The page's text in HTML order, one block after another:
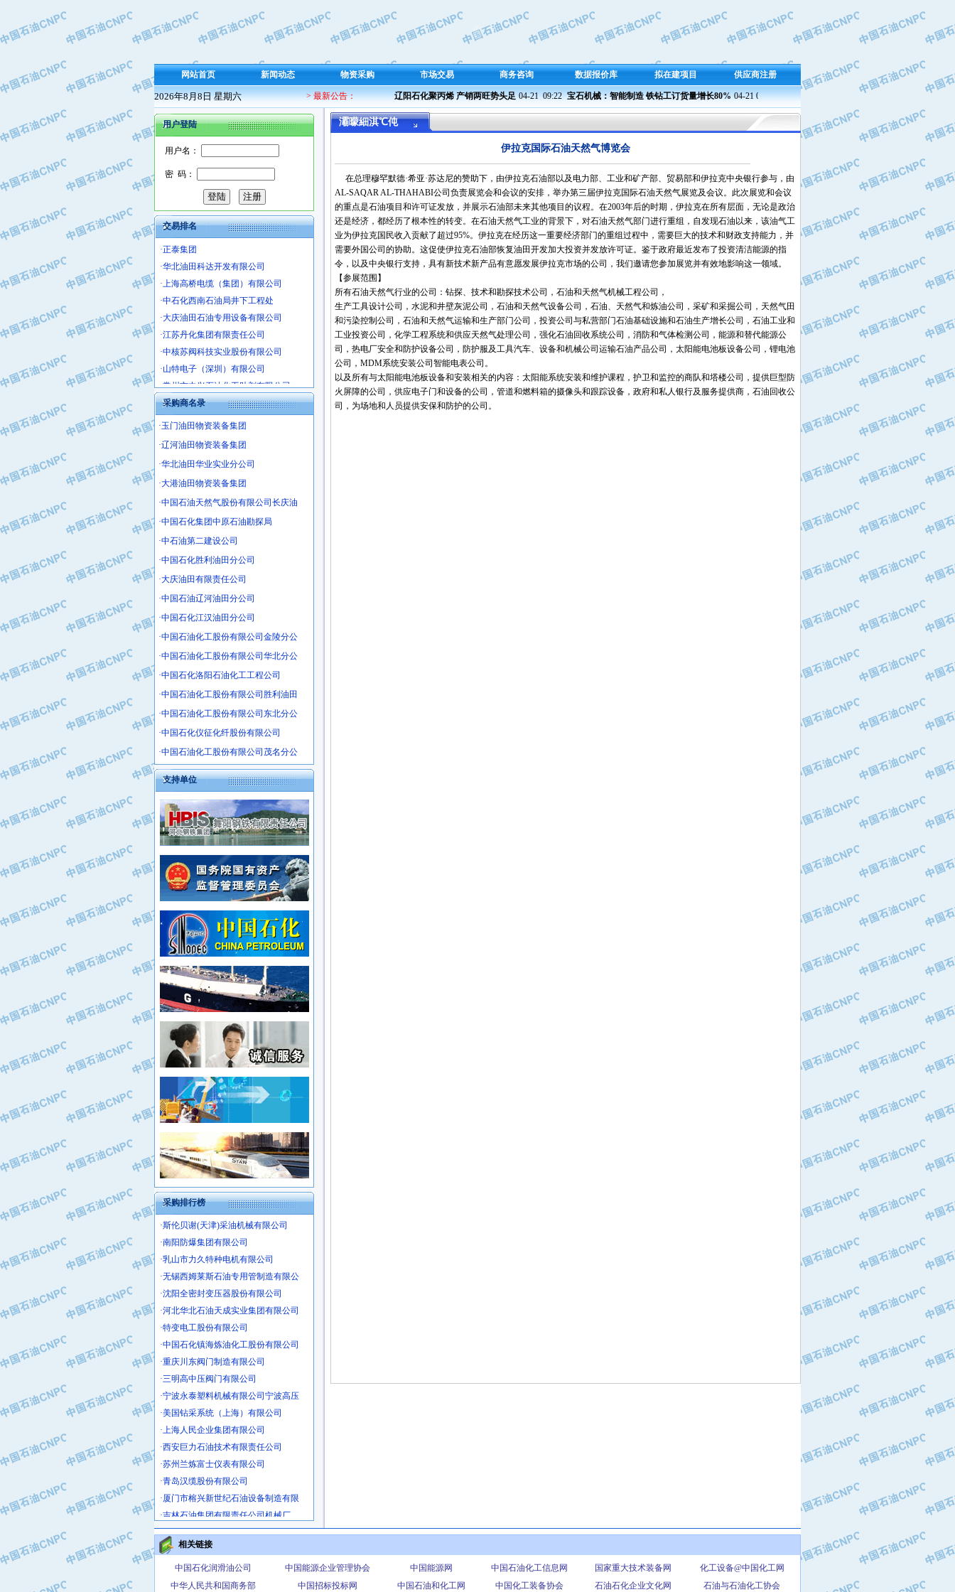
网站首页 新闻动态 物资采购 市场交易 商务咨询 数据报价库 拟在建项目 供应商注册
2026年8月8日 星期六 > 最新公告： 辽阳石化聚丙烯 产销两旺势头足 04-21  09:22 宝石机械：智能制造 铁钻工订货量增长80% 04-21 09:23 兰州石化成功产出新国标半精炼石蜡 04-21 09:37
用户登陆
用户名：
密 码：
交易排名
·保定北奥石油物探特种车辆制造有限
·盘锦辽河油田天意石油装备有限公司
·沧州市电气控制设备厂
·中船重工中南装备有限责任公司
·南石力天传动件有限公司
·浙江瑞普环境技术有限公司
·华北石油新大禹环保设备有限公司
·河北翼凌机械制造总厂
·萍乡市庞泰化工填料有限公司
·上海宝钢商贸有限公司
·辽河石油勘探局总机械厂
·正泰集团
·华北油田科达开发有限公司
·上海高桥电缆（集团）有限公司
·中石化西南石油局井下工程处
·大庆油田石油专用设备有限公司
·江苏丹化集团有限责任公司
·中核苏阀科技实业股份有限公司
·山特电子（深圳）有限公司
·常州市中兴石油化工助剂有限公司
·姜堰市三联助剂有限公司
·四川中光高技术研究所有限责任公司
·江苏天安防雷工程有限责任公司
·山东东营胜利工业园区
·上海鼓风机厂有限公司
·中核苏阀科技实业股份有限公司
·济南柴油机股份有限公司
·上海科瑞曼士德电源系统集成有限公
·东方合金铸造厂
·保定北奥石油物探特种车辆制造有限
·盘锦辽河油田天意石油装备有限公司
·中船重工中南装备有限责任公司
·南石力天传动件有限公司
·浙江瑞普环境技术有限公司
·华北石油新大禹环保设备有限公司
·河北翼凌机械制造总厂
·萍乡市庞泰化工填料有限公司
·实华(天津)国际贸易有限公司
·上海宝钢商贸有限公司
·辽河石油勘探局总机械厂
·正泰集团
·华北油田科达开发有限公司
·中石化西南石油局井下工程处
·大庆油田石油专用设备有限公司
·江苏丹化集团有限责任公司
·中核苏阀科技实业股份有限公司
·山特电子（深圳）有限公司
·常州市中兴石油化工助剂有限公司
·姜堰市三联助剂有限公司
·四川中光高技术研究所有限责任公司
·江苏天安防雷工程有限责任公司
·山东东营胜利工业园区
·自贡五洲防腐安装有限公司
采购商名录
·玉门油田物资装备集团
·辽河油田物资装备集团
·华北油田华业实业分公司
·大港油田物资装备集团
·中国石油天然气股份有限公司长庆油
·中国石化集团中原石油勘探局
·中石油第二建设公司
·中国石化胜利油田分公司
·大庆油田有限责任公司
·中国石油辽河油田分公司
·中国石化江汉油田分公司
·中国石油化工股份有限公司金陵分公
·中国石油化工股份有限公司华北分公
·中国石化洛阳石油化工工程公司
·中国石油化工股份有限公司胜利油田
·中国石油化工股份有限公司东北分公
·中国石化仪征化纤股份有限公司
·中国石油化工股份有限公司茂名分公
支持单位
采购排行榜
·中国石化茂名石化分公司
·中国石油大港油田分公司
·靖江市天和泵业有限公司
·中油油气勘探软件国家工程研究中心
·西安长庆钻宇集团咸阳石化有限公司
·新疆新冠控制系统工程有限公司
·新疆安维消防设施器材有限公司
·华北石油津工机械制造有限公司
·中国石化茂名石化分公司
·上海山武控制仪表有限公司
·上海赛科石油化工有限责任公司
·河北卓唯钢管制造有限公司
·上海高桥石化
·中国石化扬子石油化工股份有限公司
·中国石化上海石油化工股份有限公司
·中国石化长岭炼化公司
·中国石油长庆油田分公司
·中国石油宁夏石化分公司
·山东墨龙石油机械股份有限公司
·大庆油田物资集团
·斯伦贝谢(天津)采油机械有限公司
·南阳防爆集团有限公司
·乳山市力久特种电机有限公司
·无锡西姆莱斯石油专用管制造有限公
·沈阳全密封变压器股份有限公司
·河北华北石油天成实业集团有限公司
·特变电工股份有限公司
·中国石化镇海炼油化工股份有限公司
·重庆川东阀门制造有限公司
·三明高中压阀门有限公司
·宁波永泰塑料机械有限公司宁波高压
·美国钻采系统（上海）有限公司
·上海人民企业集团有限公司
·西安巨力石油技术有限责任公司
·苏州兰炼富士仪表有限公司
·青岛汉缆股份有限公司
·厦门市榕兴新世纪石油设备制造有限
·吉林石油集团有限责任公司机械厂
·大港油田集团中成机械制造有限公司
·承德司达石油装备开发公司
·大港油田集团中成机械制造有限公司
·四川明星电缆有限公司
·中国石油大庆石油化工总厂
灞曚細淇℃伅
伊拉克国际石油天然气博览会
在总理穆罕默德·希亚·苏达尼的赞助下，由伊拉克石油部以及电力部、工业和矿产部、贸易部和伊拉克中央银行参与，由
AL-SAQAR AL-THAHABI公司负责展览会和会议的安排，举办第三届伊拉克国际石油天然气展览及会议。此次展览和会议
的重点是石油项目和许可证发放，并展示石油部未来其他项目的议程。在2003年后的时期，伊拉克在所有层面，无论是政治
还是经济，都经历了根本性的转变。在石油天然气工业的背景下，对石油天然气部门进行重组，自发现石油以来，该油气工
业为伊拉克国民收入贡献了超过95%。伊拉克在经历这一重要经济部门的重组过程中，需要巨大的技术和财政支持能力，并
需要外国公司的协助。这促使伊拉克石油部恢复油田开发加大投资并发放许可证。鉴于政府最近发布了投资清洁能源的指
令，以及中央银行支持，具有新技术新产品有意愿发展伊拉克市场的公司，我们邀请您参加展览并有效地影响这一领域。
【参展范围】
所有石油天然气行业的公司：钻探、技术和勘探技术公司，石油和天然气机械工程公司，
生产工具设计公司，水泥和井壁灰泥公司，石油和天然气设备公司，石油、天然气和炼油公司，采矿和采掘公司，天然气田
和污染控制公司，石油和天然气运输和生产部门公司，投资公司与私营部门石油基础设施和石油生产增长公司，石油工业和
工业投资公司，化学工程系统和供应天然气处理公司，强化石油回收系统公司，消防和气体检测公司，能源和替代能源公
司，热电厂安全和防护设备公司，防护服及工具汽车、设备和机械公司运输石油产品公司，太阳能电池板设备公司，锂电池
公司，MDM系统安装公司智能电表公司。
以及所有与太阳能电池板设备和安装相关的内容：太阳能系统安装和维护课程，护卫和监控的商队和塔楼公司，提供巨型防
火屏障的公司，供应电子门和设备的公司，管道和燃料箱的摄像头和跟踪设备，政府和私人银行及服务提供商，石油回收公
司，为场地和人员提供安保和防护的公司。
相关链接
中国石化润滑油公司 中国能源企业管理协会 中国能源网 中国石油化工信息网 国家重大技术装备网
化工设备@中国化工网
中华人民共和国商务部
中国招标投标网 中国石油和化工网 中国化工装备协会 石油石化企业文化网 石油与石油化工协会